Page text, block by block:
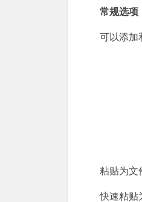
常规选项
可以添加
粘贴为文
快速粘贴